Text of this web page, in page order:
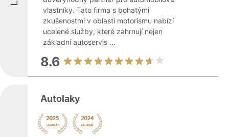
vlastníky. Tato firma s bohatými
zkušenostmi v oblasti motorismu nabízí
ucelené služby, které zahrnují nejen
základní autoservis ...
8.6
Autolaky